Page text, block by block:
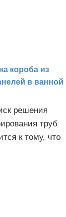
короба из
в ванной
решения
труб
к тому, что